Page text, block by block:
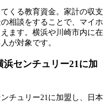
くる教育資金。家計の収支
相談をすることで、マイホ
ます。横浜や川崎市内に在
が対象です。
浜センチュリー21に加
チュリー21に加盟し、日本